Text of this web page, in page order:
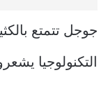
جوجل تتمتع
التكنولوجيا